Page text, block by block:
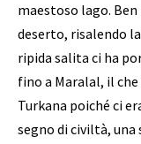
maestoso lago.
deserto, risalendo
ripida salita ci ha
fino a Maralal, il
Turkana poiché ci
segno di civiltà, una